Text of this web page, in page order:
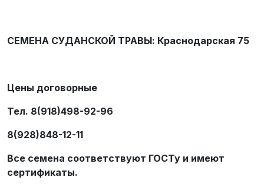
СЕМЕНА СУДАНСКОЙ ТРАВЫ: Краснодарская 75
Цены договорные
Тел. 8(918)498-92-96
8(928)848-12-11
Все семена соответствуют ГОСТу и имеют
сертификаты.